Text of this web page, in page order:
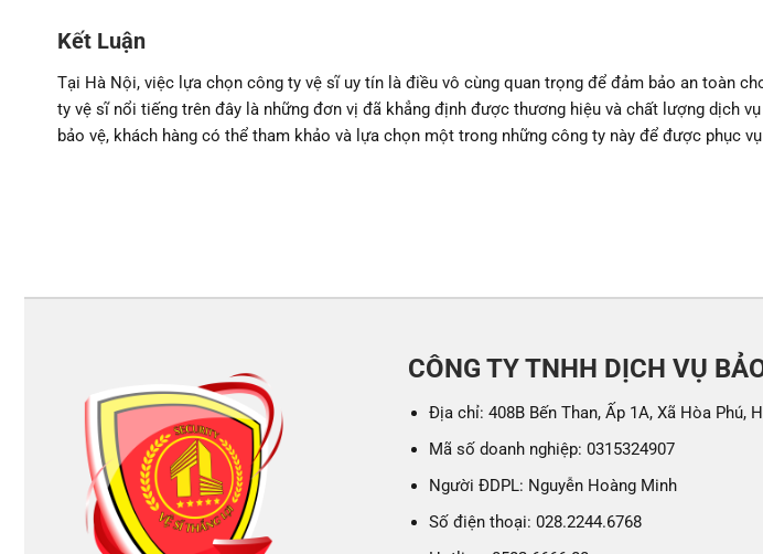
Kết Luận
Tại Hà Nội, việc lựa chọn công ty vệ sĩ uy tín là điều vô cùng quan trọng để đảm bảo an toàn
ty vệ sĩ nổi tiếng trên đây là những đơn vị đã khẳng định được thương hiệu và chất lượng dịch
bảo vệ, khách hàng có thể tham khảo và lựa chọn một trong những công ty này để được phục
CÔNG TY TNHH DỊCH VỤ
Địa chỉ: 408B Bến Than, Ấp 1A, Xã Hòa Phú,
Mã số doanh nghiệp: 0315324907
Người ĐDPL: Nguyễn Hoàng Minh
Số điện thoại: 028.2244.6768